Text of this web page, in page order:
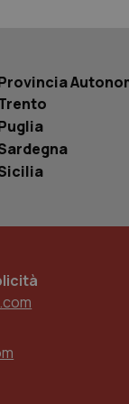
il sito, ma un
di accesso per
Analytics
traccia
del sito web sta
di